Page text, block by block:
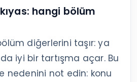
hangi bölüm
diğerlerini taşır: ya
iyi bir tartışma açar. Bu
nedenini not edin: konu